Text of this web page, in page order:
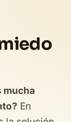
mucha
En